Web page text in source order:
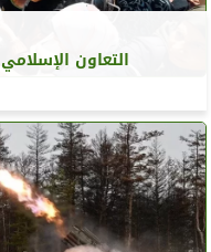
التعاون